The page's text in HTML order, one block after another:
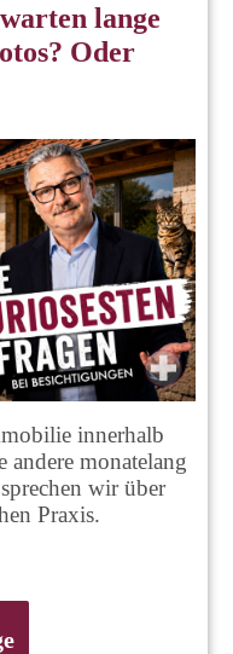
lange
Oder
innerhalb
andere monatelang
wir über
Praxis.